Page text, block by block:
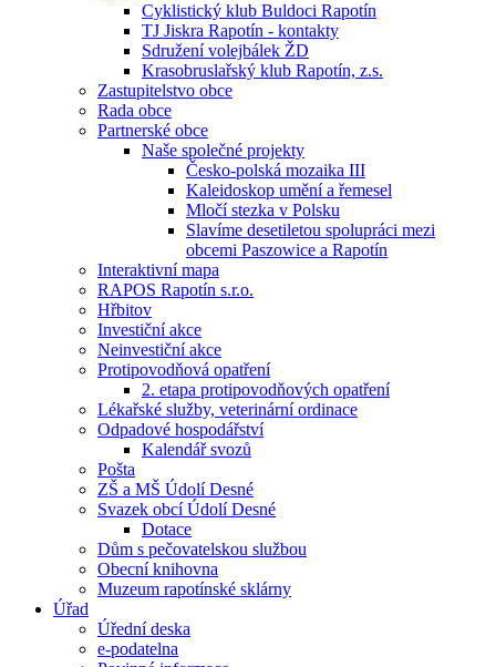
Cyklistický klub Buldoci Rapotín
TJ Jiskra Rapotín - kontakty
Sdružení volejbálek ŽD
Krasobruslařský klub Rapotín, z.s.
Zastupitelstvo obce
Rada obce
Partnerské obce
Naše společné projekty
Česko-polská mozaika III
Kaleidoskop umění a řemesel
Mločí stezka v Polsku
Slavíme desetiletou spolupráci mezi
obcemi Paszowice a Rapotín
Interaktivní mapa
RAPOS Rapotín s.r.o.
Hřbitov
Investiční akce
Neinvestiční akce
Protipovodňová opatření
2. etapa protipovodňových opatření
Lékařské služby, veterinární ordinace
Odpadové hospodářství
Kalendář svozů
Pošta
ZŠ a MŠ Údolí Desné
Svazek obcí Údolí Desné
Dotace
Dům s pečovatelskou službou
Obecní knihovna
Muzeum rapotínské sklárny
Úřad
Úřední deska
e-podatelna